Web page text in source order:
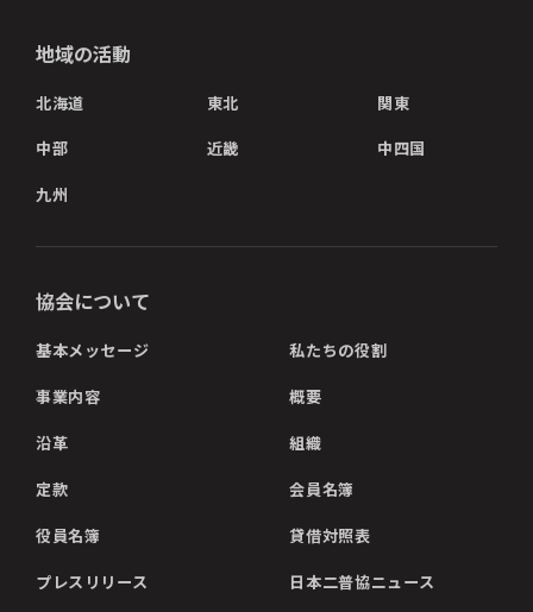
地域の活動
北海道 東北 関東
中部 近畿 中四国
九州
協会について
基本メッセージ 私たちの役割
事業内容 概要
沿革 組織
定款 会員名簿
役員名簿 貸借対照表
プレスリリース 日本二普協ニュース